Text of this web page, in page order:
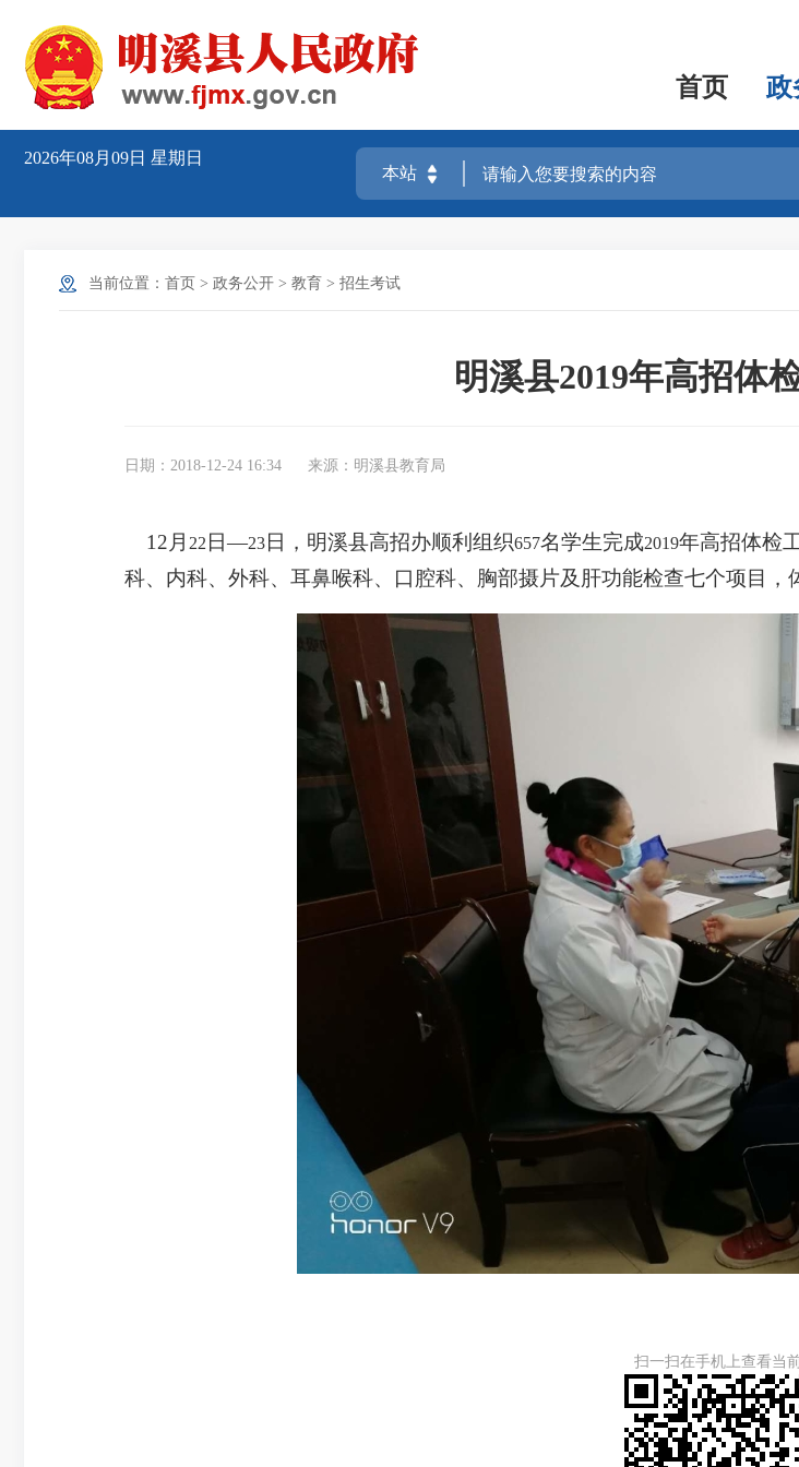
首页 政
2026年08月09日 星期日
当前位置： 首页 > 政务公开 > 教育 > 招生考试
明溪县2019年高招体
日期：2018-12-24 16:34 来源：明溪县教育局
12 月 22 日—23 日，明溪县高招办顺利组织657名学生完成2019年高招体检
科、内科、外科、耳鼻喉科、口腔科、胸部摄片及肝功能检查七个项目，
扫一扫在手机上查看当